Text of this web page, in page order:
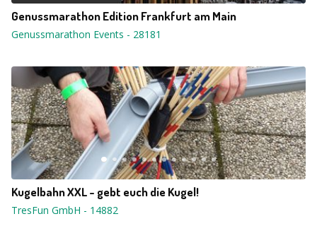
Genussmarathon Edition Frankfurt am Main
Genussmarathon Events - 28181
Kugelbahn XXL - gebt euch die Kugel!
TresFun GmbH - 14882